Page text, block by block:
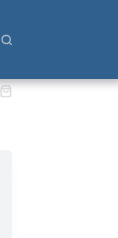
Warenkorb